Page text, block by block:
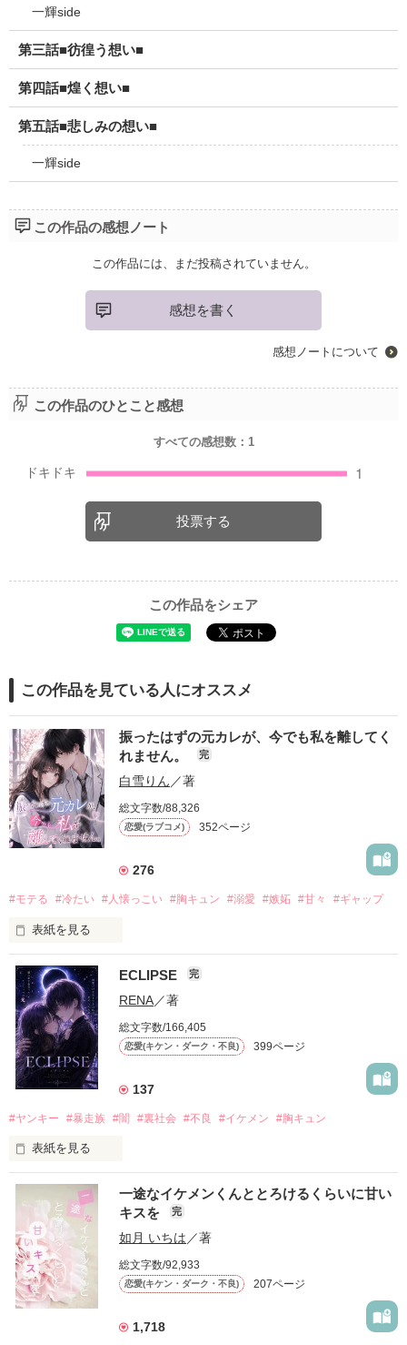
一輝side
第三話■彷徨う想い■
第四話■煌く想い■
第五話■悲しみの想い■
一輝side
この作品の感想ノート
この作品には、まだ投稿されていません。
感想を書く
感想ノートについて
この作品のひとこと感想
すべての感想数： 1
投票する
この作品をシェア
この作品を見ている人にオススメ
振ったはずの元カレが、今でも私を離してく
れません。
完
白雪りん ／著
総文字数/88,326
恋愛(ラブコメ) 352ページ
276
#モテる #冷たい #人懐っこい #胸キュン #溺愛 #嫉妬 #甘々 #ギャップ
表紙を見る
「好きだったから、別れを選んだ。」
モテる人を好きになるのが怖かった。
だから私は、中学時代に大好きだった彼を自分から振った。
もう会うことはないと思っていたのに、
高校生になって再会した彼は、隣の学校で”王子様”と呼ばれる
他の女の子には冷たいのに
私にだけ昔と変わらない笑顔を向けてくる。
「澪ちゃん。」
それは止まっていた恋が再び動き始める合図──。
✨.ﾟ･*..☆.｡.:*✨.☆.｡.:. *:ﾟ✨.ﾟ･*..☆.｡.:*✨
ECLIPSE 完
RENA／著
総文字数/166,405
恋愛(キケン・ダーク・不良) 399ページ
137
#ヤンキー #暴走族 #闇 #裏社会 #不良 #イケメン #胸キュン
表紙を見る
表紙画像はAIです
作品を読む
一途なイケメンくんととろけるくらいに甘い
キスを
完
如月 いちは／著
総文字数/92,933
恋愛(キケン・ダーク・不良) 207ページ
1,718